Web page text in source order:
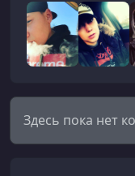
Здесь пока нет